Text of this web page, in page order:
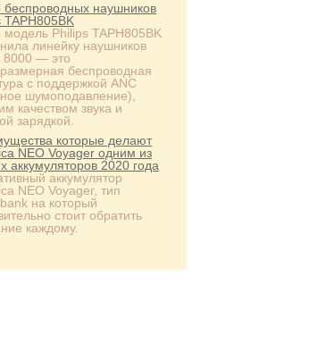
беспроводных наушников
TAPH805BK
модель Philips TAPH805BK
линейку наушников
8000 — это
беспроводная
с поддержкой ANC
шумоподавление),
качеством звука и
зарядкой.
которые делают
NEO Voyager одним из
аккумуляторов 2020 года
аккумулятор
NEO Voyager, тип
на который
стоит обратить
каждому.